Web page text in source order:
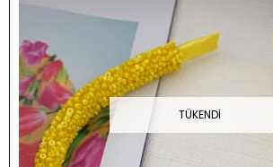
TÜKENDI